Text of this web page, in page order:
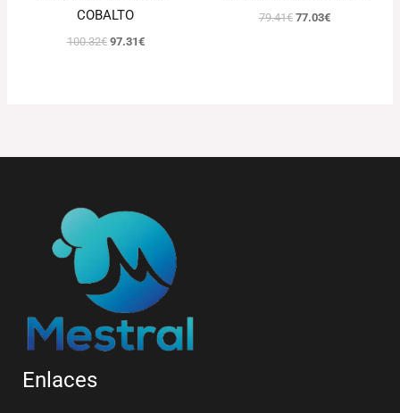
COBALTO
100.32€ 97.31€
79.41€ 77.03€
Enlaces